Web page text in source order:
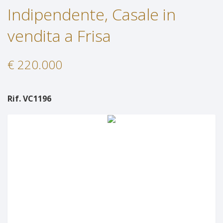
Immobili In Affitto
Servizi
Servizi
Lascia Una Richiesta
Contatti
Indipendente, Casale in
vendita a Frisa
€ 220.000
Rif. VC1196